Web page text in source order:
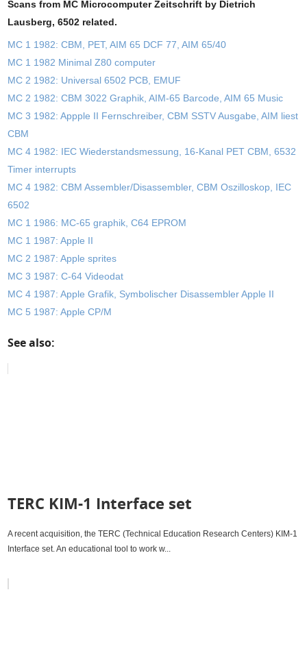
Scans from MC Microcomputer Zeitschrift by Dietrich
Lausberg, 6502 related.
MC 1 1982: CBM, PET, AIM 65 DCF 77, AIM 65/40
MC 1 1982 Minimal Z80 computer
MC 2 1982: Universal 6502 PCB, EMUF
MC 2 1982: CBM 3022 Graphik, AIM-65 Barcode, AIM 65 Music
MC 3 1982: Appple II Fernschreiber, CBM SSTV Ausgabe, AIM liest
CBM
MC 4 1982: IEC Wiederstandsmessung, 16-Kanal PET CBM, 6532
Timer interrupts
MC 4 1982: CBM Assembler/Disassembler, CBM Oszilloskop, IEC
6502
MC 1 1986: MC-65 graphik, C64 EPROM
MC 1 1987: Apple II
MC 2 1987: Apple sprites
MC 3 1987: C-64 Videodat
MC 4 1987: Apple Grafik, Symbolischer Disassembler Apple II
MC 5 1987: Apple CP/M
See also:
TERC KIM-1 Interface set
A recent acquisition, the TERC (Technical Education Research Centers) KIM-1
Interface set. An educational tool to work w...